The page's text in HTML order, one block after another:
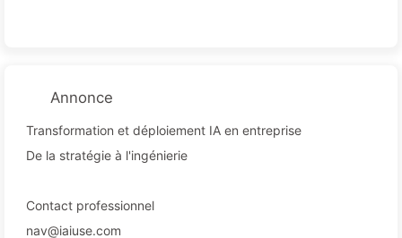
Annonce
Transformation et déploiement IA en entreprise
De la stratégie à l'ingénierie
Contact professionnel
nav@iaiuse.com